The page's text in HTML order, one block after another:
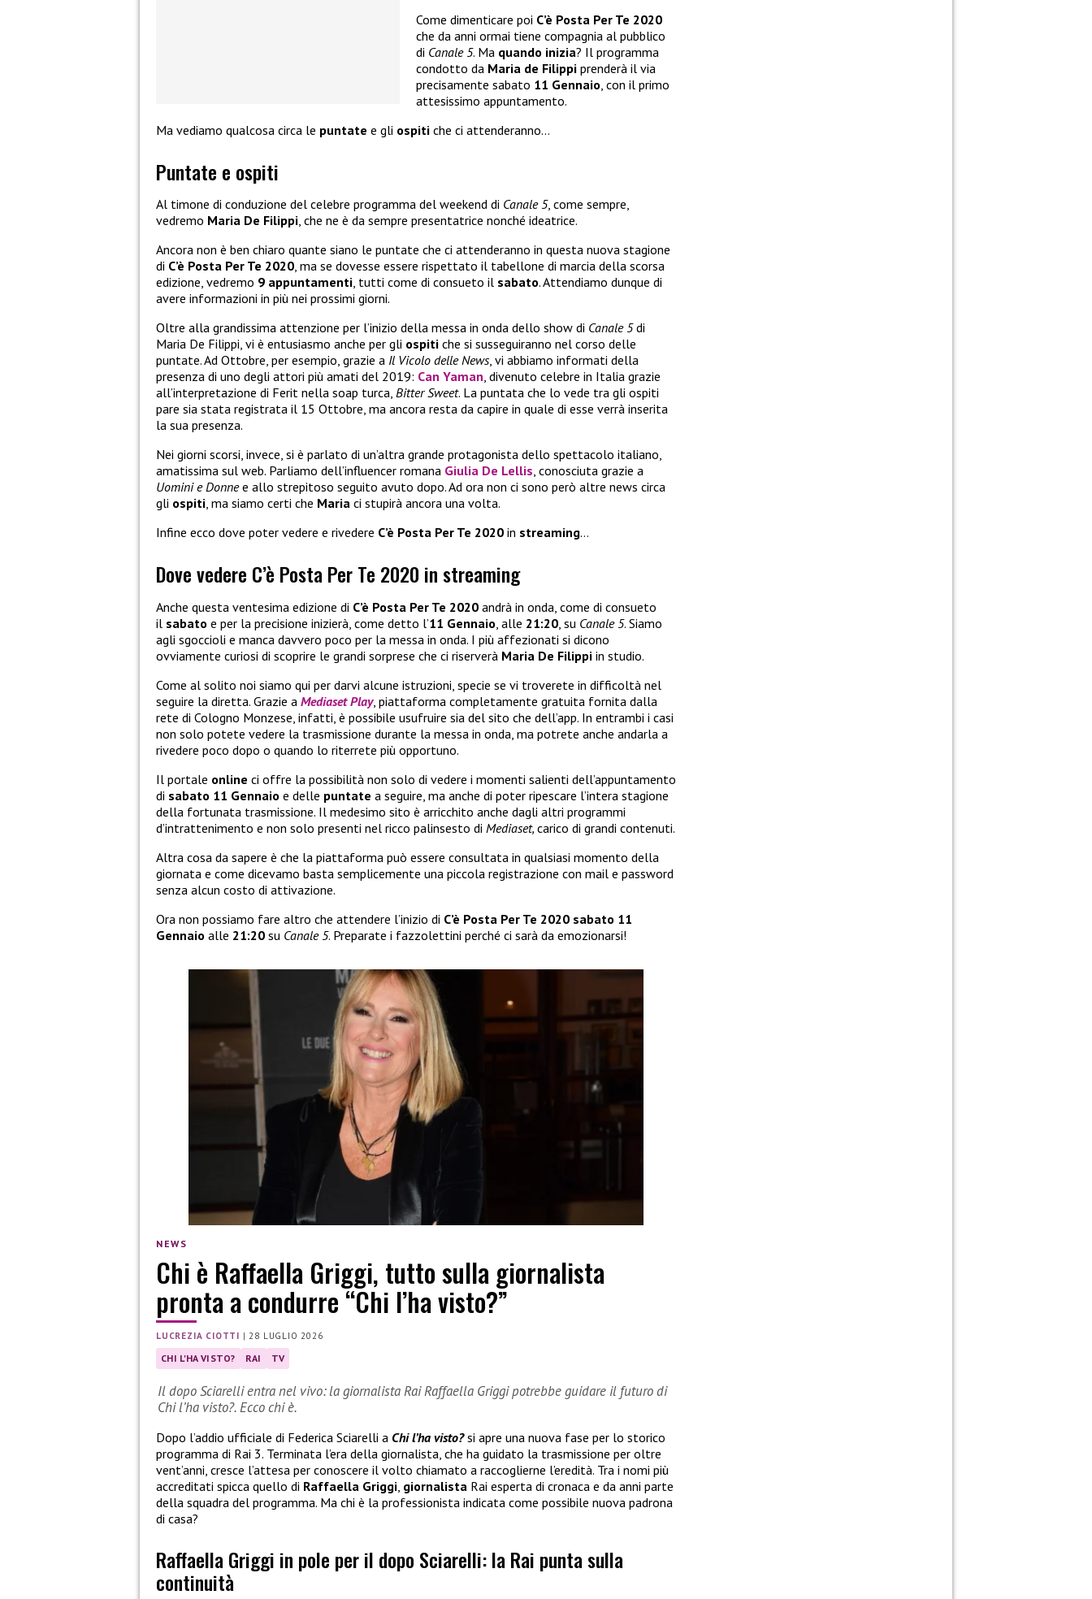
Come dimenticare poi C’è Posta Per Te 2020
che da anni ormai tiene compagnia al pubblico
di Canale 5. Ma quando inizia? Il programma
condotto da Maria de Filippi prenderà il via
precisamente sabato 11 Gennaio, con il primo
attesissimo appuntamento.
Ma vediamo qualcosa circa le puntate e gli ospiti che ci attenderanno…
Puntate e ospiti
Al timone di conduzione del celebre programma del weekend di Canale 5, come sempre,
vedremo Maria De Filippi, che ne è da sempre presentatrice nonché ideatrice.
Ancora non è ben chiaro quante siano le puntate che ci attenderanno in questa nuova stagione
di C’è Posta Per Te 2020, ma se dovesse essere rispettato il tabellone di marcia della scorsa
edizione, vedremo 9 appuntamenti, tutti come di consueto il sabato. Attendiamo dunque di
avere informazioni in più nei prossimi giorni.
Oltre alla grandissima attenzione per l’inizio della messa in onda dello show di Canale 5di
Maria De Filippi, vi è entusiasmo anche per gli ospiti che si susseguiranno nel corso delle
puntate. Ad Ottobre, per esempio, grazie a Il Vicolo delle News, vi abbiamo informati della
presenza di uno degli attori più amati del 2019: Can Yaman, divenuto celebre in Italia grazie
all’interpretazione di Ferit nella soap turca, Bitter Sweet. La puntata che lo vede tra gli ospiti
pare sia stata registrata il 15 Ottobre, ma ancora resta da capire in quale di esse verrà inserita
la sua presenza.
Nei giorni scorsi, invece, si è parlato di un’altra grande protagonista dello spettacolo italiano,
amatissima sul web. Parliamo dell’influencer romana Giulia De Lellis, conosciuta grazie a
Uomini e Donnee allo strepitoso seguito avuto dopo. Ad ora non ci sono però altre news circa
gli ospiti, ma siamo certi che Maria ci stupirà ancora una volta.
Infine ecco dove poter vedere e rivedere C’è Posta Per Te 2020 in streaming…
Dove vedere C’è Posta Per Te 2020 in streaming
Anche questa ventesima edizione di C’è Posta Per Te 2020 andrà in onda, come di consueto
il sabato e per la precisione inizierà, come detto l’11 Gennaio , alle 21:20 , su Canale 5. Siamo
agli sgoccioli e manca davvero poco per la messa in onda. I più affezionati si dicono
ovviamente curiosi di scoprire le grandi sorprese che ci riserverà Maria De Filippi in studio.
Come al solito noi siamo qui per darvi alcune istruzioni, specie se vi troverete in difficoltà nel
seguire la diretta. Grazie a Mediaset Play, piattaforma completamente gratuita fornita dalla
rete di Cologno Monzese, infatti, è possibile usufruire sia del sito che dell’app. In entrambi i casi
non solo potete vedere la trasmissione durante la messa in onda, ma potrete anche andarla a
rivedere poco dopo o quando lo riterrete più opportuno.
Il portale online ci offre la possibilità non solo di vedere i momenti salienti dell’appuntamento
di sabato 11 Gennaio e delle puntate a seguire, ma anche di poter ripescare l’intera stagione
della fortunata trasmissione. Il medesimo sito è arricchito anche dagli altri programmi
d’intrattenimento e non solo presenti nel ricco palinsesto di Mediaset, carico di grandi contenuti.
Altra cosa da sapere è che la piattaforma può essere consultata in qualsiasi momento della
giornata e come dicevamo basta semplicemente una piccola registrazione con mail e password
senza alcun costo di attivazione.
Ora non possiamo fare altro che attendere l’inizio di C’è Posta Per Te 2020 sabato 11
Gennaio alle 21:20 su Canale 5. Preparate i fazzolettini perché ci sarà da emozionarsi!
NEWS
Chi è Raffaella Griggi, tutto sulla giornalista
pronta a condurre “Chi l’ha visto?”
LUCREZIA CIOTTI |28 LUGLIO 2026
CHI L'HA VISTO? RAI TV
Il dopo Sciarelli entra nel vivo: la giornalista Rai Raffaella Griggi potrebbe guidare il futuro di
Chi l’ha visto?. Ecco chi è.
Dopo l’addio ufficiale di Federica Sciarelli a Chi l’ha visto?si apre una nuova fase per lo storico
programma di Rai 3. Terminata l’era della giornalista, che ha guidato la trasmissione per oltre
vent’anni, cresce l’attesa per conoscere il volto chiamato a raccoglierne l’eredità. Tra i nomi più
accreditati spicca quello di Raffaella Griggi giornalista Rai esperta di cronaca e da anni parte
della squadra del programma. Ma chi è la professionista indicata come possibile nuova padrona
di casa?
Raffaella Griggi in pole per il dopo Sciarelli: la Rai punta sulla
continuità